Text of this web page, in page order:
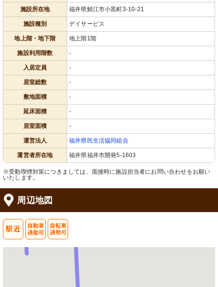
施設所在地 福井県鯖江市小黒町3-10-21
施設種別 デイサービス
地上階・地下階 地上階1階
施設利用階数 -
入居定員 -
居室総数 -
敷地面積 -
延床面積 -
居室面積 -
運営法人 福井県民生活協同組合
運営者所在地 福井県福井市開発5-1603
※受動喫煙対策につきましては、面接時に施設担当者にお問い合わせをお願い
いたします。
周辺地図